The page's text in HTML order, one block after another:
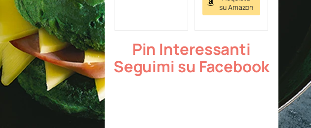
su Amazon
Pin Interessanti
Seguimi su Facebook